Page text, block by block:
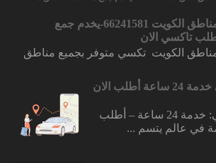
بدالة تاكسي لجميع مناطق الكويت 66241581-يخدم جمع
تاكسي الان
مناطق الكويت تكسي متوفر بجميع مناطق
بداله تاكسي العبدلي خدمة 24 ساعة أطلب الان
بدالة تاكسي العبدلي: خدمة 24 ساعة – أطلب